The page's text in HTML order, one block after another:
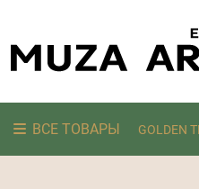
ВСЕ ТОВАРЫ GOLDEN